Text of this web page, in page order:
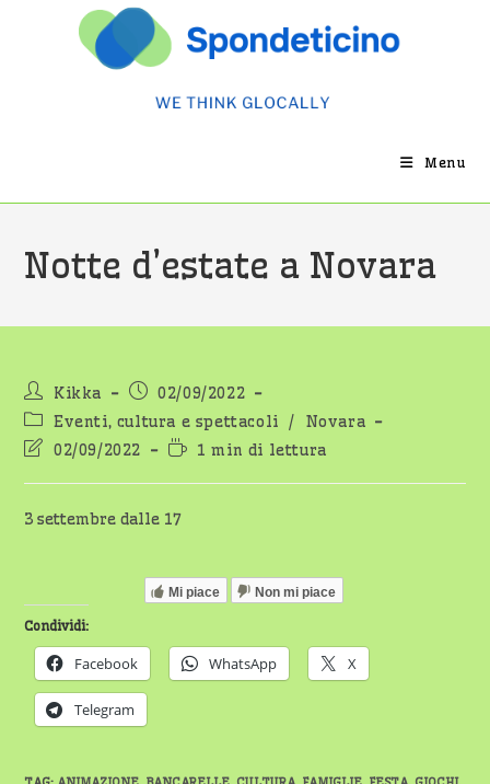
Menu
Notte d’estate a Novara
Autore
dell'articolo:
Kikka
Articolo
pubblicato:
02/09/2022
Categoria
dell'articolo:
Eventi, cultura e spettacoli /
Novara
Ultima
dell'articolo:
02/09/2022
Tempo
lettura:
1 min di lettura
3 settembre dalle 17
Mi piace Non mi piace
Condividi:
Facebook WhatsApp X
Telegram